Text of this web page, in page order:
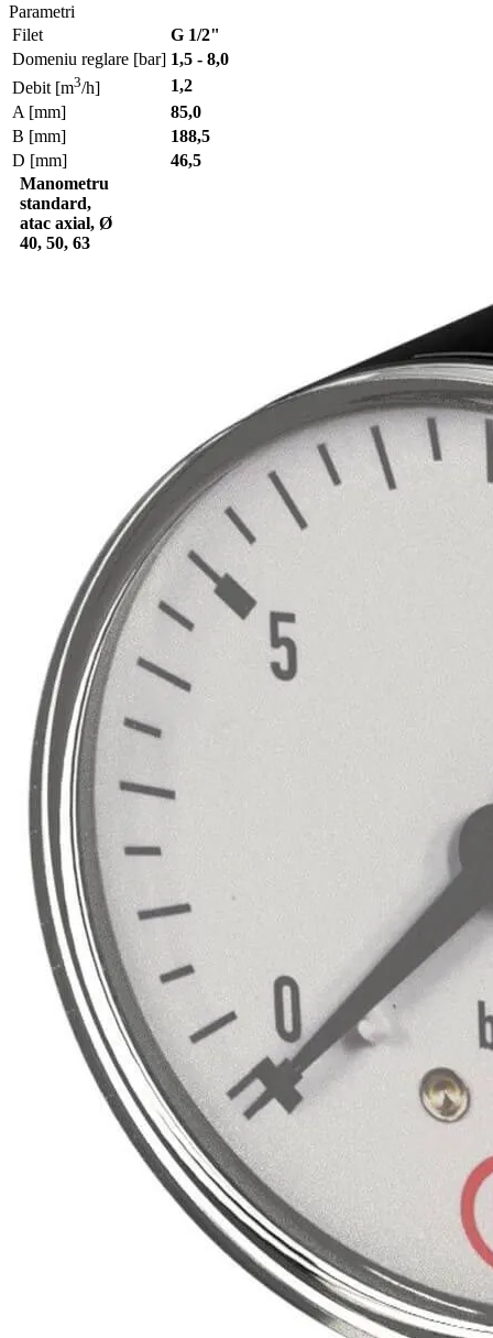
Parametri
Filet
G 1/2"
Domeniu reglare [bar] 1,5 - 8,0
Debit [m3/h]
1,2
A [mm]
85,0
B [mm]
188,5
D [mm]
46,5
Manometru
standard,
atac axial, Ø
40, 50, 63